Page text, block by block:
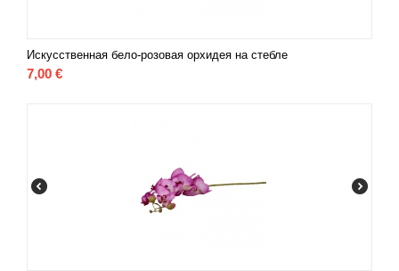
Искусственная бело-розовая орхидея на стебле
7,00 €